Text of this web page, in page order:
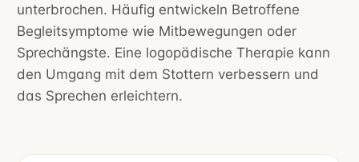
unterbrochen. Häufig entwickeln Betroffene
Begleitsymptome wie Mitbewegungen oder
Sprechängste. Eine logopädische Therapie kann
den Umgang mit dem Stottern verbessern und
das Sprechen erleichtern.